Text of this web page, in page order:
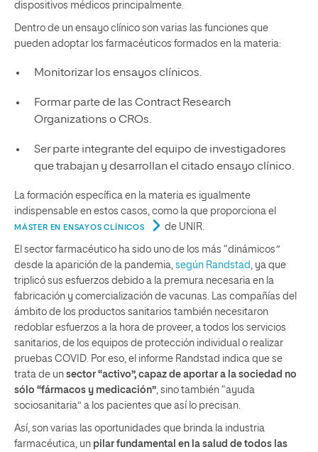
dispositivos médicos principalmente.
Dentro de un ensayo clínico son varias las funciones que
pueden adoptar los farmacéuticos formados en la materia:
Monitorizar los ensayos clínicos.
Formar parte de las Contract Research
Organizations o CROs.
Ser parte integrante del equipo de investigadores
que trabajan y desarrollan el citado ensayo clínico.
La formación específica en la materia es igualmente
indispensable en estos casos, como la que proporciona el
MÁSTER EN ENSAYOS CLÍNICOS de UNIR.
El sector farmacéutico ha sido uno de los más “dinámicos”
desde la aparición de la pandemia, según Randstad, ya que
triplicó sus esfuerzos debido a la premura necesaria en la
fabricación y comercialización de vacunas. Las compañías del
ámbito de los productos sanitarios también necesitaron
redoblar esfuerzos a la hora de proveer, a todos los servicios
sanitarios, de los equipos de protección individual o realizar
pruebas COVID. Por eso, el informe Randstad indica que se
trata de un sector “activo”, capaz de aportar a la sociedad no
sólo “fármacos y medicación”, sino también “ayuda
sociosanitaria” a los pacientes que así lo precisan.
Así, son varias las oportunidades que brinda la industria
farmacéutica, un pilar fundamental en la salud de todos las